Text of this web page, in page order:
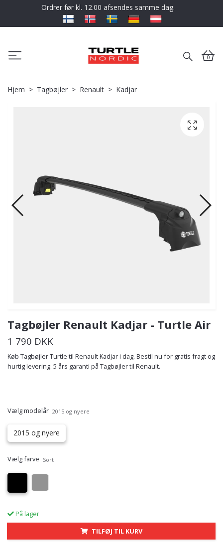
Ordrer før kl. 12.00 afsendes samme dag.
0
Hjem Tagbøjler Renault Kadjar
Tagbøjler Renault Kadjar - Turtle Air
1 790 DKK
Køb Tagbøjler Turtle til Renault Kadjar i dag. Bestil nu for gratis fragt og
hurtig levering. 5 års garanti på Tagbøjler til Renault.
Vælg modelår 2015 og nyere
2015 og nyere
Vælg farve Sort
På lager
TILFØJ TIL KURV